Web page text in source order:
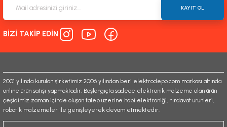
Ürün açıklamasında eksik bilgiler bulunuyor.
Ürün bilgilerinde hatalar bulunuyor.
Ürün fiyatı diğer sitelerden daha pahalı.
Gönder
KAYIT OL
BİZİ TAKİP EDİN
2001 yılında kurulan şirketimiz 2006 yılından beri elektrodepo.com markası altında
online ürün satışı yapmaktadır. Başlangıçta sadece elektronik malzeme olan ürün
çeşidimiz zaman içinde oluşan talep üzerine hobi elektroniği, hırdavat ürünleri,
robotik malzemeler ile genişleyerek devam etmektedir.